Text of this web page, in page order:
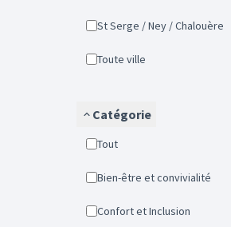
St Serge / Ney / Chalouère
Toute ville
Catégorie
Tout
Bien-être et convivialité
Confort et Inclusion